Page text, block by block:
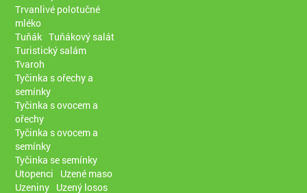
Trvanlivé polotučné
mléko
Tuňák Tuňákový salát
Turistický salám
Tvaroh
Tyčinka s ořechy a
semínky
Tyčinka s ovocem a
ořechy
Tyčinka s ovocem a
semínky
Tyčinka se semínky
Utopenci
Uzené maso
Uzeniny Uzený losos